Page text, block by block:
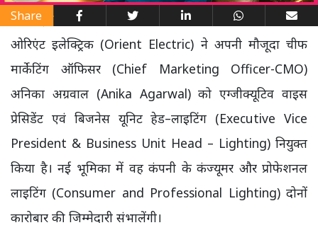
Share
ओरिएंट इलेक्ट्रिक (Orient Electric) ने अपनी मौजूदा चीफ
मार्केटिंग ऑफिसर (Chief Marketing Officer-CMO)
अनिका अग्रवाल (Anika Agarwal) को एग्जीक्यूटिव वाइस
प्रेसिडेंट एवं बिजनेस यूनिट हेड–लाइटिंग (Executive Vice
President & Business Unit Head – Lighting) नियुक्त
किया है। नई भूमिका में वह कंपनी के कंज्यूमर और प्रोफेशनल
लाइटिंग (Consumer and Professional Lighting) दोनों
कारोबार की जिम्मेदारी संभालेंगी।